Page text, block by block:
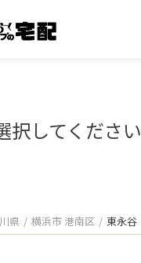
択してください
県 横浜市 港南区 東永谷